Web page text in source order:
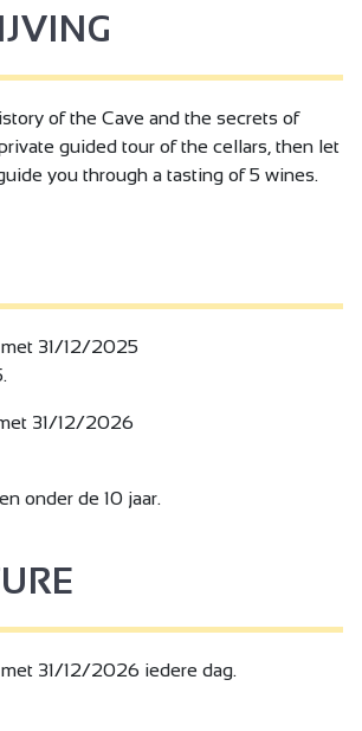
of the Cave and the secrets of
guided tour of the cellars, then let
you through a tasting of 5 wines.
31/12/2025
31/12/2026
onder de 10 jaar.
31/12/2026 iedere dag.